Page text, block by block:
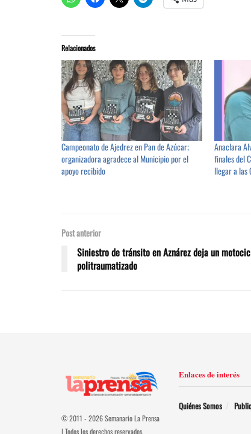
Relacionados
Campeonato de Ajedrez en Pan de Azúcar;
organizadora agradece al Municipio por el
apoyo recibido
Anaclara
finales del
llegar a las
Post anterior
Siniestro de tránsito en Aznárez deja un
politraumatizado
© 2011 - 2026 Semanario La Prensa
| Todos los derechos reservados.
Enlaces de interés
Quiénes Somos